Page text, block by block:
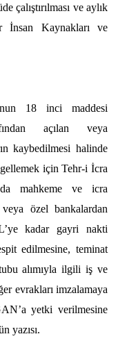
çalıştırılması ve aylık
İnsan Kaynakları ve
18 inci maddesi
açılan veya
kaybedilmesi halinde
için Tehr-i İcra
mahkeme ve icra
özel bankalardan
kadar gayri nakti
edilmesine, teminat
alımıyla ilgili iş ve
evrakları imzalamaya
yetki verilmesine
yazısı.